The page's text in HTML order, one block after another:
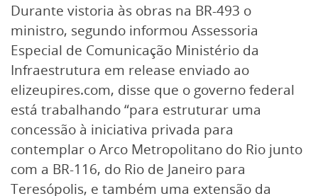
Durante vistoria às obras na BR-493 o
ministro, segundo informou Assessoria
Especial de Comunicação Ministério da
Infraestrutura em release enviado ao
elizeupires.com, disse que o governo federal
está trabalhando “para estruturar uma
concessão à iniciativa privada para
contemplar o Arco Metropolitano do Rio junto
com a BR-116, do Rio de Janeiro para
Teresópolis, e também uma extensão da